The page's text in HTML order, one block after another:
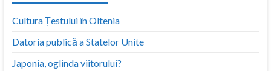
Cultura Țestului în Oltenia
Datoria publică a Statelor Unite
Japonia, oglinda viitorului?